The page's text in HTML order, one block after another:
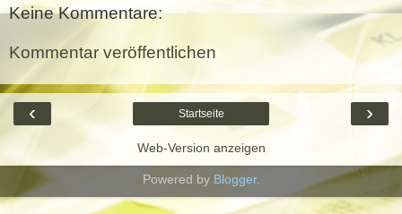
Keine Kommentare:
Kommentar veröffentlichen
‹ ›
Startseite
Web-Version anzeigen
Powered by Blogger.